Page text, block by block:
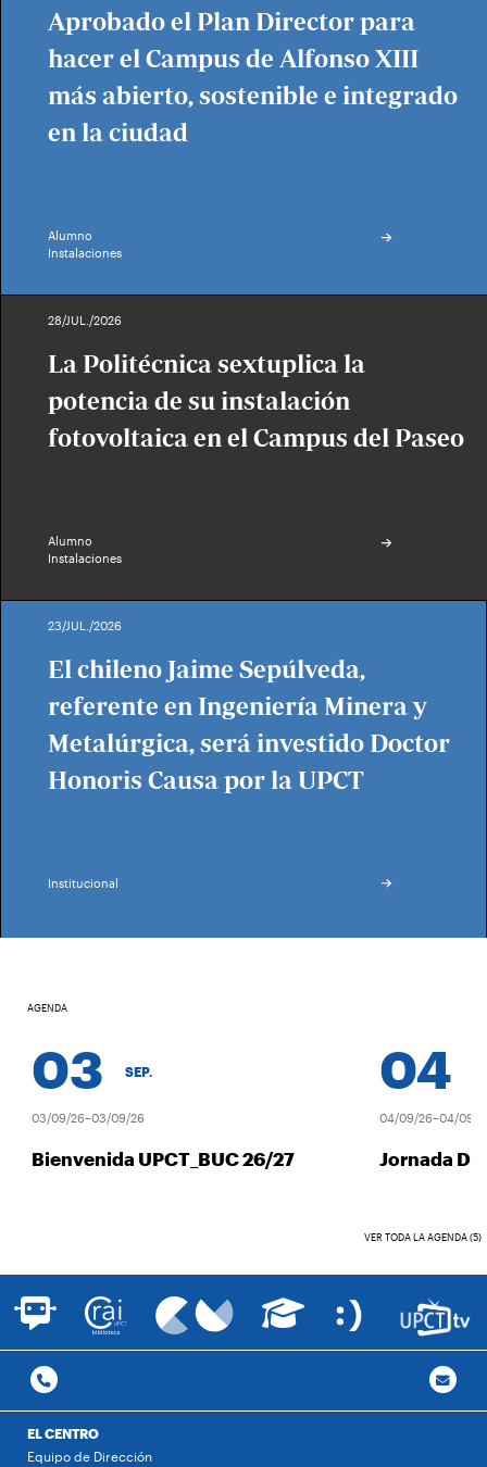
Aprobado el Plan Director para
hacer el Campus de Alfonso XIII
más abierto, sostenible e integrado
en la ciudad
Alumno
Instalaciones
28/JUL./2026
La Politécnica sextuplica la
potencia de su instalación
fotovoltaica en el Campus del Paseo
Alumno
Instalaciones
23/JUL./2026
El chileno Jaime Sepúlveda,
referente en Ingeniería Minera y
Metalúrgica, será investido Doctor
Honoris Causa por la UPCT
Institucional
AGENDA
03 SEP.
03/09/26–03/09/26
Bienvenida UPCT_BUC 26/27
04
04/09/26–04/09/26
Jornada
VER TODA LA AGENDA (5)
EL CENTRO
Equipo de Dirección